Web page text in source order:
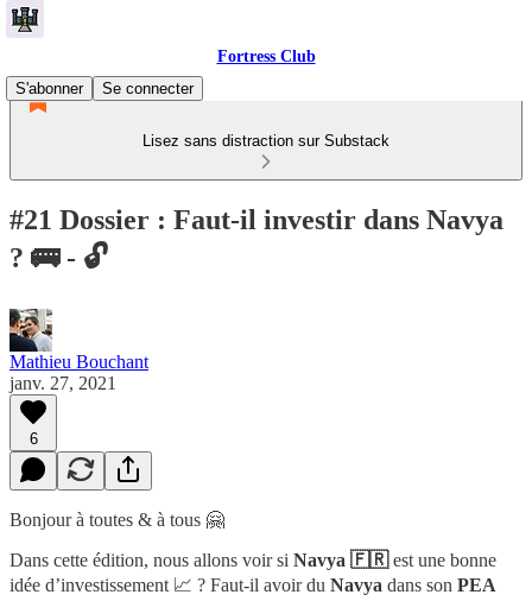
Fortress Club
S'abonner
Se connecter
Lisez sans distraction sur Substack
#21 Dossier : Faut-il investir dans Navya
? 🚌 - 🔓
Mathieu Bouchant
janv. 27, 2021
6
Bonjour à toutes & à tous 🤗
Dans cette édition, nous allons voir si Navya 🇫🇷est une bonne
idée d’investissement 📈 ? Faut-il avoir du Navya dans son PEA